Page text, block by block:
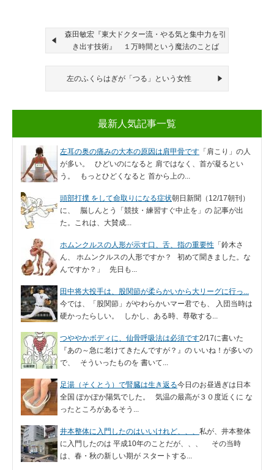
森田敏宏『東大ドクター流・やる気と集中力を引
き出す技術』 １万時間という魔法のことば
左のふくらはぎが「つる」という女性
最新人気記事一覧
左耳の奥の痛みの大本の原因は肩甲骨です 「肩こり」の人
が多い。 ひどいのになると 肩ではなく、首が凝るとい
う。 もっとひどくなると 首から上の...
頭部打撲 をして命取りになる症状朝日新聞（12/17朝刊）
に、 脳しんとう「競技・練習すぐ中止を」の 記事が出
た。これは、大賛成...
ホムンクルスの人形が示す口、舌、指の重要性 「鈴木さ
ん、 ホムンクルスの人形ですか？ 初めて聞きました。な
んですか？」 先日も...
田中将大投手は、股関節が柔らかいから大リーグに行っ...
今では、「股関節」がやわらかいマー君でも、 入団当時は
硬かったらしい。 しかし、ある時、尊敬する...
つややかボディに、仙骨呼吸法は必須です2/17に書いた
『あの～急に老けてきたんですが？』の いいね！が多いの
で、 そういったものを 書いて...
足湯（そくとう）で腎臓は生き返る今日のお昼過ぎは日本
全国 ぽかぽか陽気でした。 気温の最高が３０度近くに な
ったところがあるそう...
井本整体に入門したのはいいけれど、、、 私が、井本整体
に入門したのは 平成10年のことだが、、、 その当時
は、春・秋の新しい期が スタートする...